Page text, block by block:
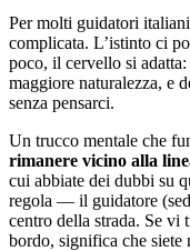
Per molti guidatori
complicata. L’istinto ci
poco, il cervello si
maggiore naturalezza, e
senza pensarci.
Un trucco mentale che
rimanere vicino alla
cui abbiate dei dubbi su
regola — il guidatore
centro della strada. Se
bordo, significa che siete